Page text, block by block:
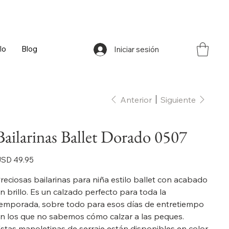
Iniciar sesión
Blog
Anterior Siguiente
Ballet Dorado 0507
49.95
bailarinas para niña estilo ballet con acabado
brillo. Es un calzado perfecto para toda la
sobre todo para esos días de entretiempo
los que no sabemos cómo calzar a las peques.